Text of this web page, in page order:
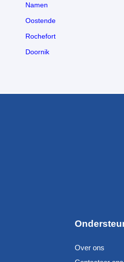
Namen
Oostende
Rochefort
Doornik
Over ons